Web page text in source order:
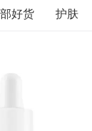
好货 护肤